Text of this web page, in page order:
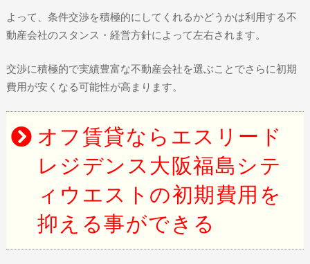
よって、条件交渉を積極的にしてくれるかどうかは利用する不
動産会社のスタンス・経営方針によって左右されます。
交渉に積極的で実績豊富な不動産会社を選ぶことでさらに初期
費用が安くなる可能性が高まります。
オフ賃貸ならエスリード
レジデンス大阪福島シテ
ィウエストの初期費用を
抑える事ができる